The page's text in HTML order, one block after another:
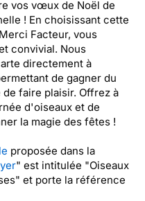
vos vœux de Noël de
! En choisissant cette
Facteur, vous
convivial. Nous
directement à
de gagner du
de faire plaisir. Offrez à
d'oiseaux et de
la magie des fêtes !
proposée dans la
" est intitulée "Oiseaux
et porte la référence